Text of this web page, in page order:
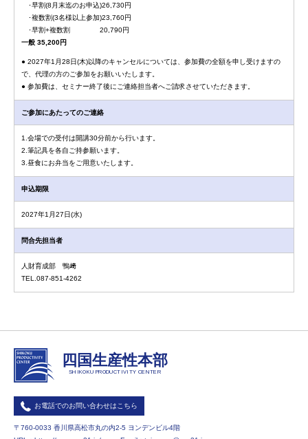
･早割(8月末迄のお申込)26,730円
･複数割(3名様以上参加)23,760円
･早割+複数割 20,790円
一般 35,200円
● 2027年1月28日(木)以降のキャンセルについては、参加費の全額を申し受けますの
で、代理の方のご参加をお願いいたします。
● 参加費は、セミナー終了後にご連絡担当者へご請求させていただきます。
ご参加にあたってのご連絡
1.会場での受付は開講30分前から行います。
2.筆記具を各自ご持参願います。
3.昼食にお弁当をご用意いたします。
申込期限
2027年1月27日(水)
問合先担当者
人財育成部 鴨﨑
TEL.087-851-4262
四国生産性本部
SHIKOKU PRODUCTIVITY CENTER
お電話でのお問い合わせはこちら
〒760-0033 香川県高松市丸の内2-5 ヨンデンビル4階